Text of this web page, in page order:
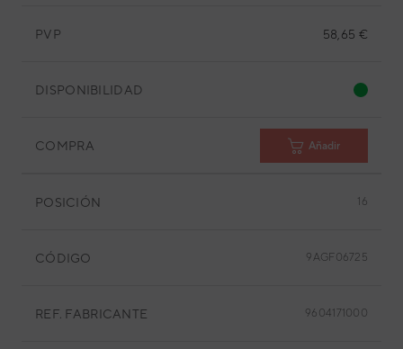
PVP 58,65 €
DISPONIBILIDAD
COMPRA Añadir
POSICIÓN 16
CÓDIGO 9AGF06725
REF. FABRICANTE 9604171000